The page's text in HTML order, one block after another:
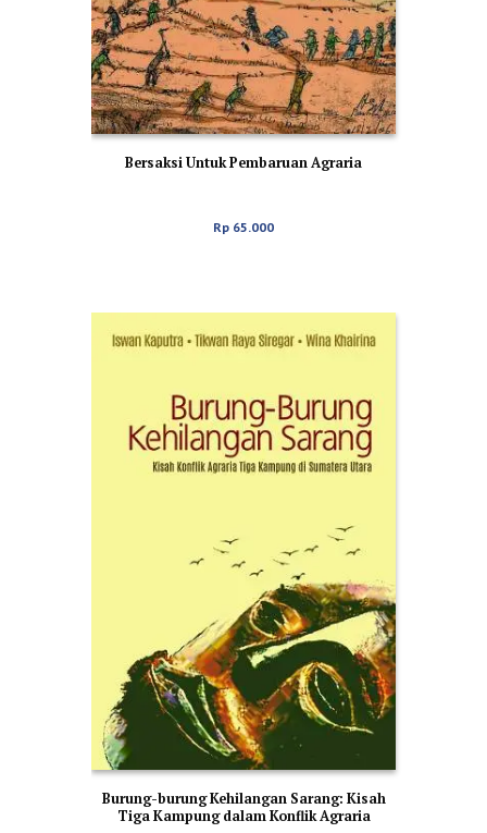
Bersaksi Untuk Pembaruan Agraria
Rp 65.000
Burung-burung Kehilangan Sarang: Kisah
Tiga Kampung dalam Konflik Agraria